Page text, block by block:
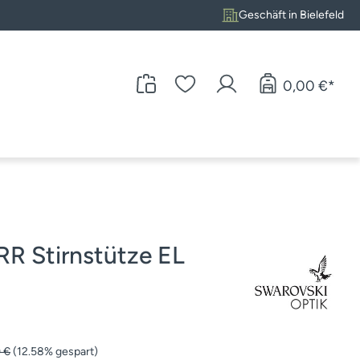
Geschäft in Bielefeld
0,00 €*
Stirnstütze EL
Preis:
€(12.58% gespart)